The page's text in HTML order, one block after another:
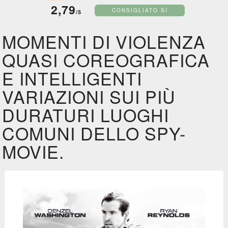
2,79/5 CONSIGLIATO SÌ
MOMENTI DI VIOLENZA
QUASI COREOGRAFICA
E INTELLIGENTI
VARIAZIONI SUI PIÙ
DURATURI LUOGHI
COMUNI DELLO SPY-
MOVIE.